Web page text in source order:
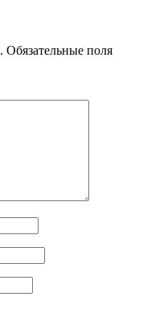
Обязательные поля